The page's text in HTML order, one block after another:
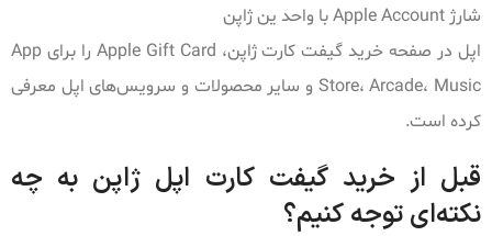
شارژ Apple Account با واحد ین ژاپن
اپل در صفحه خرید گیفت کارت ژاپن، Apple Gift Card را برای App
Store، Arcade، Music و سایر محصولات و سرویس‌های اپل معرفی
کرده است.
قبل از خرید گیفت کارت اپل ژاپن به چه
نکته‌ای توجه کنیم؟